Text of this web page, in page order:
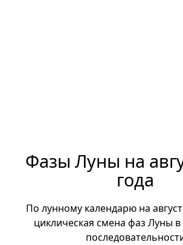
Фазы Луны на
года
По лунному календарю на
циклическая смена фаз Луны